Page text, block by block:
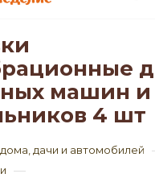
машин и
4 шт
дачи и автомобилей
—